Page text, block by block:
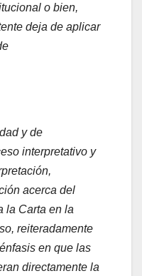
o bien,
deja de aplicar
y de
interpretativo y
acerca del
la Carta en la
reiteradamente
en que las
directamente la